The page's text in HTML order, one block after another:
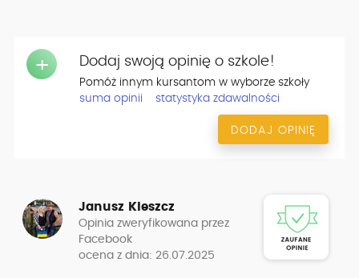
+ Dodaj swoją opinię o szkole!
Pomóż innym kursantom w wyborze szkoły
suma opinii
statystyka zdawalności
DODAJ OPINIĘ
Janusz Kleszcz
Opinia zweryfikowana przez
Facebook
ocena z dnia: 26.07.2025